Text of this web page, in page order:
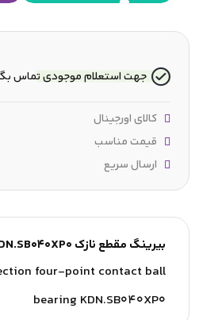
بیرینگ مقطع نازک SKF KDN.SB040XP0
four-point contact ball
bearing KDN.SB040XP0
جهت استعلام موجودی تماس
کالای اورجینال
قیمت مناسب
ارسال سریع